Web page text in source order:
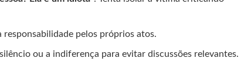
responsabilidade pelos próprios atos.
ou a indiferença para evitar discussões relevantes.